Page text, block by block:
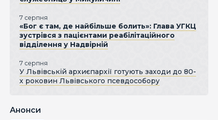
7 серпня
«Бог є там, де найбільше болить»: Глава УГКЦ
зустрівся з пацієнтами реабілітаційного
відділення у Надвірній
7 серпня
У Львівській архиєпархії готують заходи до 80-
х роковин Львівського псевдособору
Анонси